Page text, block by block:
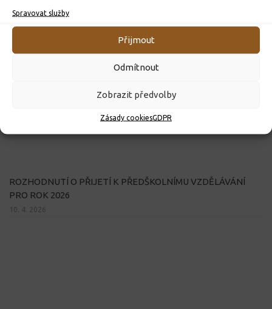
Spravovat služby
Přijmout
Odmítnout
Zobrazit předvolby
Zásady cookiesGDPR
ROZHODNUTÍ O PŘIJETÍ K PŘEDŠKOLNÍMU VZDĚLÁVÁNÍ
PRO ROK 2026
10. 4. 2026